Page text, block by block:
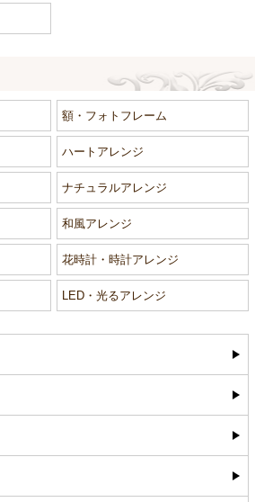
額・フォトフレーム
ハートアレンジ
ナチュラルアレンジ
和風アレンジ
花時計・時計アレンジ
LED・光るアレンジ